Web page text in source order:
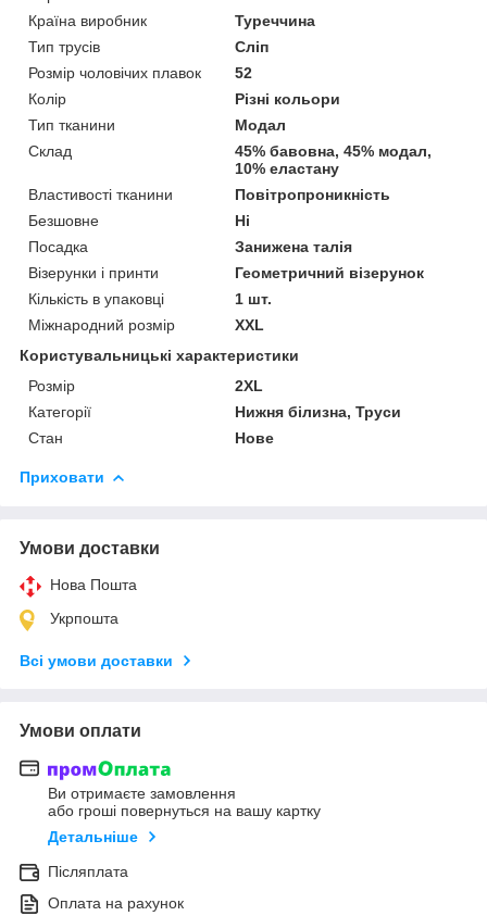
Країна виробник
Туреччина
Тип трусів
Сліп
Розмір чоловічих плавок
52
Колір
Різні кольори
Тип тканини
Модал
Склад
45% бавовна, 45% модал,
10% еластану
Властивості тканини
Повітропроникність
Безшовне
Ні
Посадка
Занижена талія
Візерунки і принти
Геометричний візерунок
Кількість в упаковці
1 шт.
Міжнародний розмір
XXL
Користувальницькі характеристики
Розмір
2XL
Категорії
Нижня білизна, Труси
Стан
Нове
Приховати
Умови доставки
Нова Пошта
Укрпошта
Всі умови доставки
Умови оплати
Ви отримаєте замовлення
або гроші повернуться на вашу картку
Детальніше
Післяплата
Оплата на рахунок